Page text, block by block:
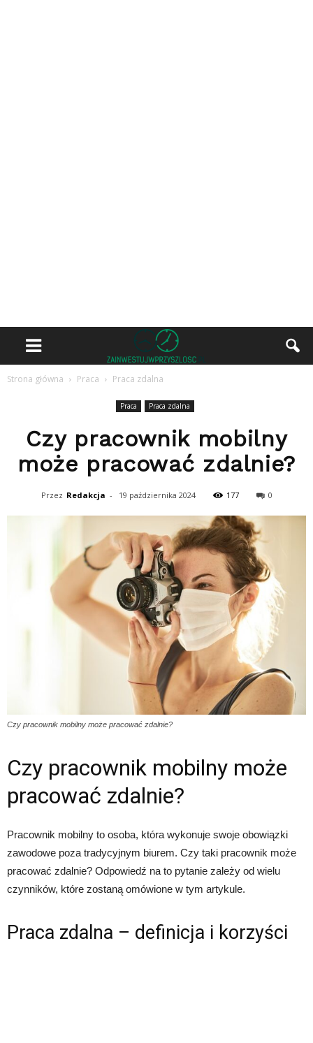
Strona główna Praca Praca zdalna
Praca Praca zdalna
Czy pracownik mobilny
może pracować zdalnie?
Przez Redakcja - 19 października 2024 177 0
Czy pracownik mobilny może pracować zdalnie?
Czy pracownik mobilny może
pracować zdalnie?
Pracownik mobilny to osoba, która wykonuje swoje obowiązki
zawodowe poza tradycyjnym biurem. Czy taki pracownik może
pracować zdalnie? Odpowiedź na to pytanie zależy od wielu
czynników, które zostaną omówione w tym artykule.
Praca zdalna – definicja i korzyści